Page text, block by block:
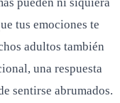
tus emociones te
adultos también
una respuesta
sentirse abrumados.